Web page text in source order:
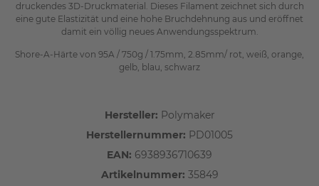
druckendes 3D-Druckmaterial. Dieses Filament zeichnet sich durch
eine gute Elastizität und eine hohe Bruchdehnung aus und eröffnet
damit ein völlig neues Anwendungsspektrum.
Shore-A-Härte von 95A / 750g / 1.75mm, 2.85mm/ rot, weiß, orange,
gelb, blau, schwarz
Hersteller: Polymaker
Herstellernummer: PD01005
EAN: 6938936710639
Artikelnummer: 35849